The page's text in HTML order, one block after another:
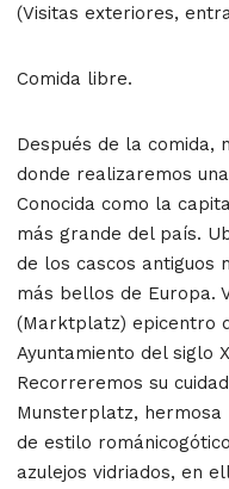
(Visitas exteriores,
Comida libre.
Después de la comida,
donde realizaremos
Conocida como la
más grande del país.
de los cascos antiguos
más bellos de Europa.
(Marktplatz) epicentro
Ayuntamiento del siglo
Recorreremos su
Munsterplatz, hermosa
de estilo
azulejos vidriados, en